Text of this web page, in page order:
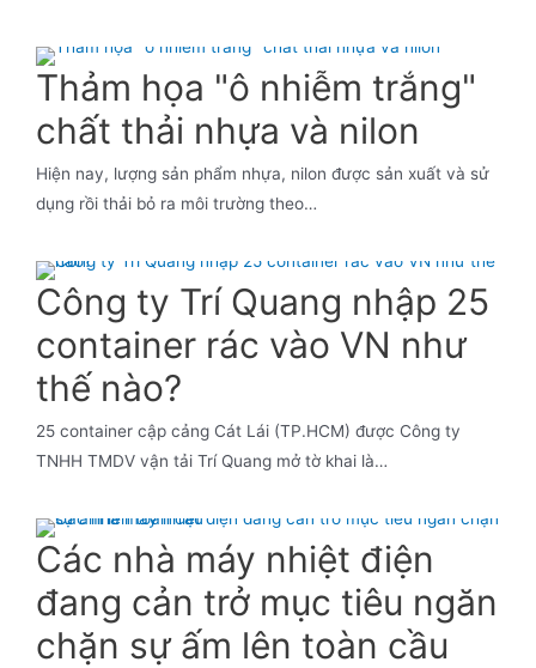
Thảm họa "ô nhiễm trắng"
chất thải nhựa và nilon
Hiện nay, lượng sản phẩm nhựa, nilon được sản xuất và sử
dụng rồi thải bỏ ra môi trường theo…
Công ty Trí Quang nhập 25
container rác vào VN như
thế nào?
25 container cập cảng Cát Lái (TP.HCM) được Công ty
TNHH TMDV vận tải Trí Quang mở tờ khai là…
Các nhà máy nhiệt điện
đang cản trở mục tiêu ngăn
chặn sự ấm lên toàn cầu